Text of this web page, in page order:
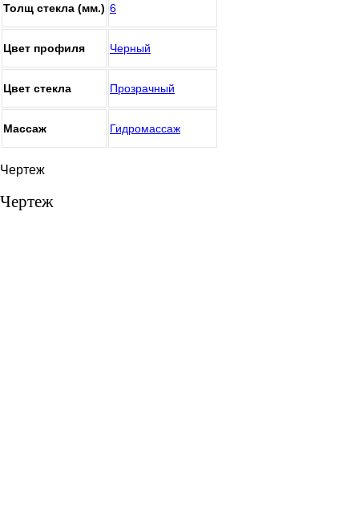
Толщ стекла (мм.) 6
Цвет профиля Черный
Цвет стекла Прозрачный
Массаж Гидромассаж
Чертеж
Чертеж